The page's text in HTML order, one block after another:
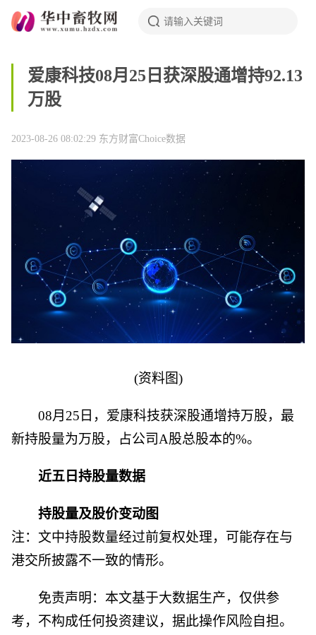
爱康科技08月25日获深股通增持92.13
万股
2023-08-26 08:02:29 东方财富Choice数据
(资料图)
08月25日，爱康科技获深股通增持万股，最
新持股量为万股，占公司A股总股本的%。
近五日持股量数据
持股量及股价变动图
注：文中持股数量经过前复权处理，可能存在与
港交所披露不一致的情形。
免责声明：本文基于大数据生产，仅供参
考，不构成任何投资建议，据此操作风险自担。